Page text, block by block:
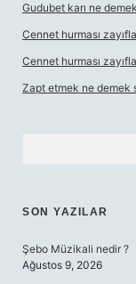
Gudubet karı ne
Cennet hurması
Cennet hurması
Zapt etmek ne demek
SON YAZILAR
Şebo Müzikali nedir ?
Ağustos 9, 2026